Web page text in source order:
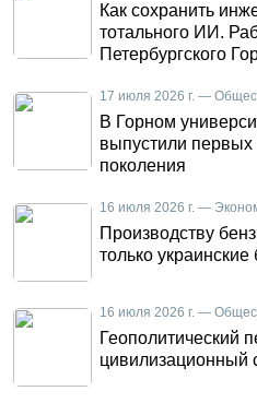
Как сохранить
тотального ИИ.
Петербургского
17 июля 2026 г. —
В Горном
выпустили
поколения
16 июля 2026 г. —
Производству
только украинские
16 июля 2026 г. —
Геополитический
цивилизационный